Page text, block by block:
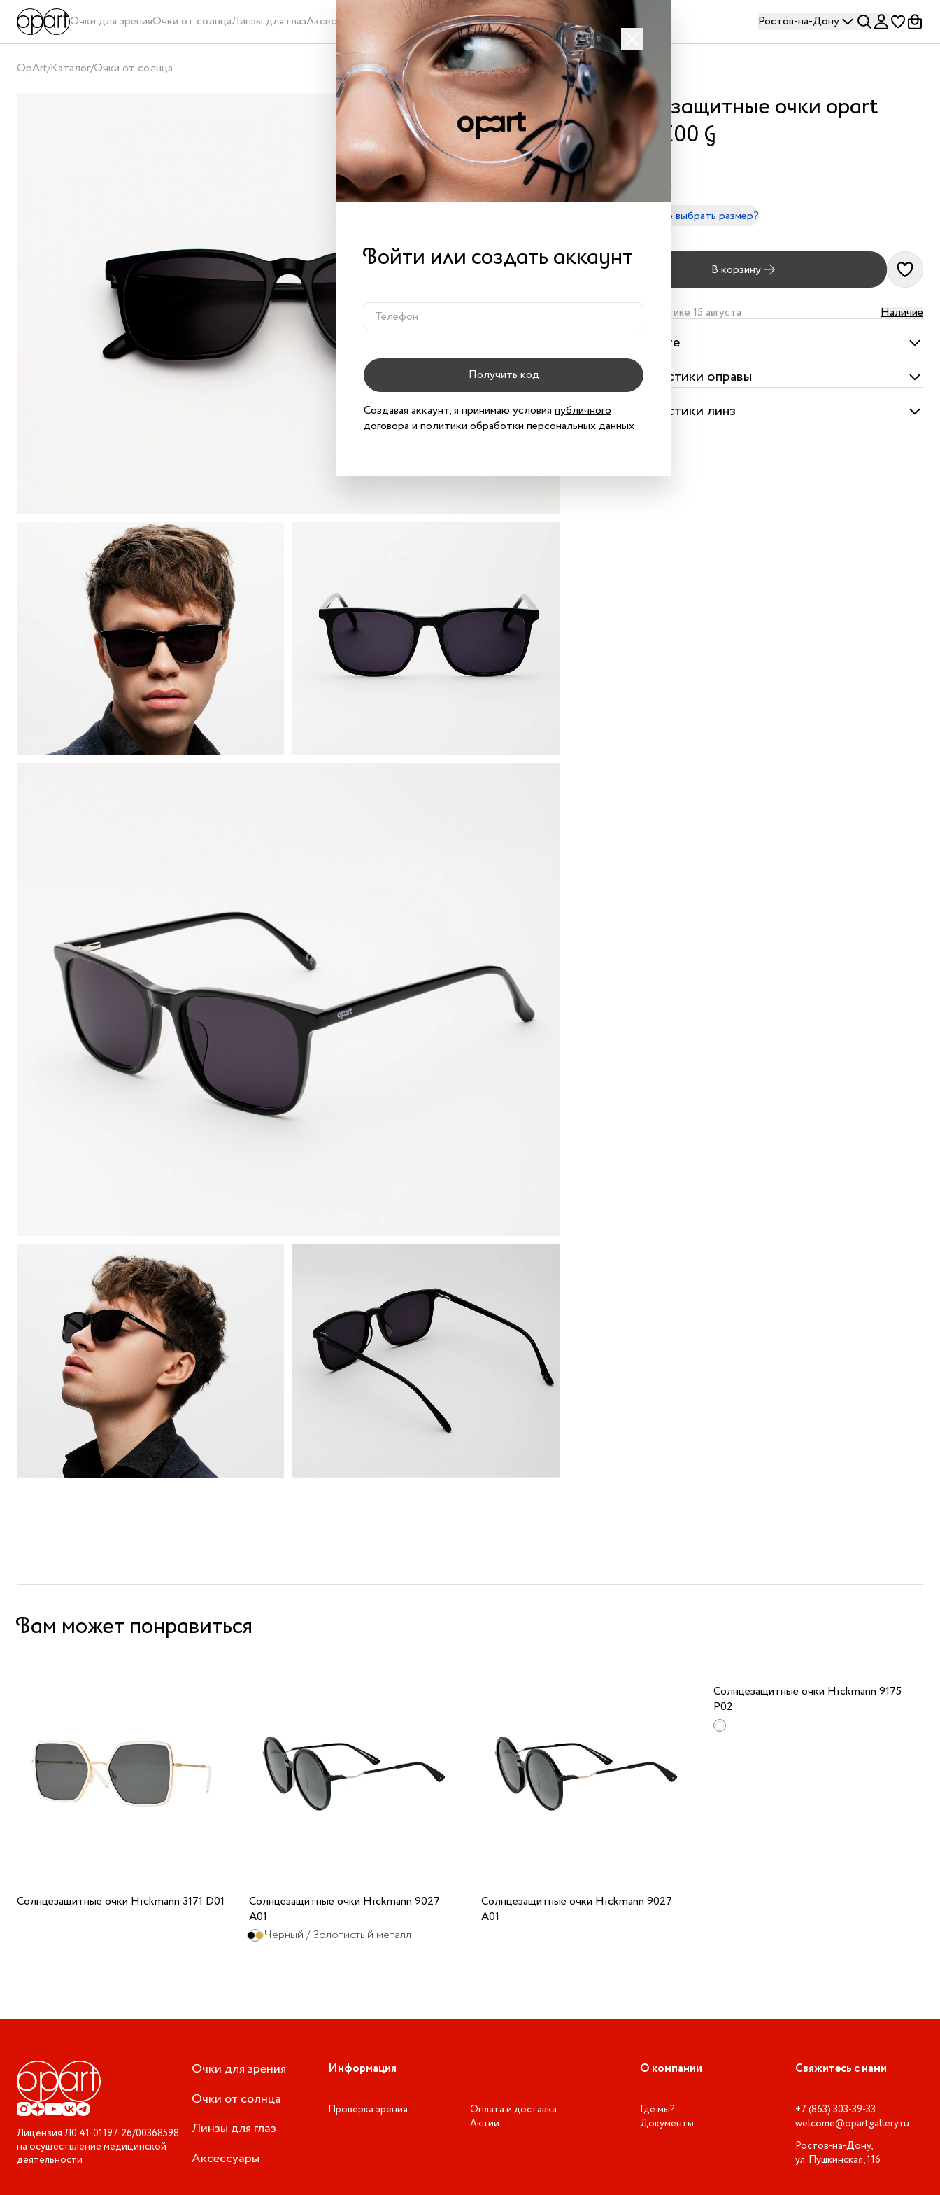
Очки для зренияОчки от солнцаЛинзы для глазАксессуары Проверка зрения Ростов-на-Дону
Войти или создать аккаунт
Получить код
Создавая аккаунт, я принимаю условия публичного
договораи политики обработки персональных данных
OpArt/Каталог/Очки от солнца
Солнцезащитные очки opart
WP01 C00 G
Черный
L - 135mm
Как правильно выбрать размер?
В корзину
Будет в оптике 15 августа Наличие
В комплекте
Характеристики оправы
Характеристики линз
Вам может понравиться
Солнцезащитные очки Hickmann 3171 D01
Солнцезащитные очки Hickmann 9027
A01
Черный / Золотистый металл
Солнцезащитные очки Hickmann 9027
A01
Солнцезащитные очки Hickmann 9175
P02
—
Лицензия Л0 41-01197-26/00368598
на осуществление медицинской
деятельности
Очки для зрения
Очки от солнца
Линзы для глаз
Аксессуары
Информация
Проверка зрения
Оплата и доставка
Акции
О компании
Где мы?
Документы
Свяжитесь с нами
+7 (863) 303-39-33
welcome@opartgallery.ru
Ростов-на-Дону,
ул. Пушкинская, 116